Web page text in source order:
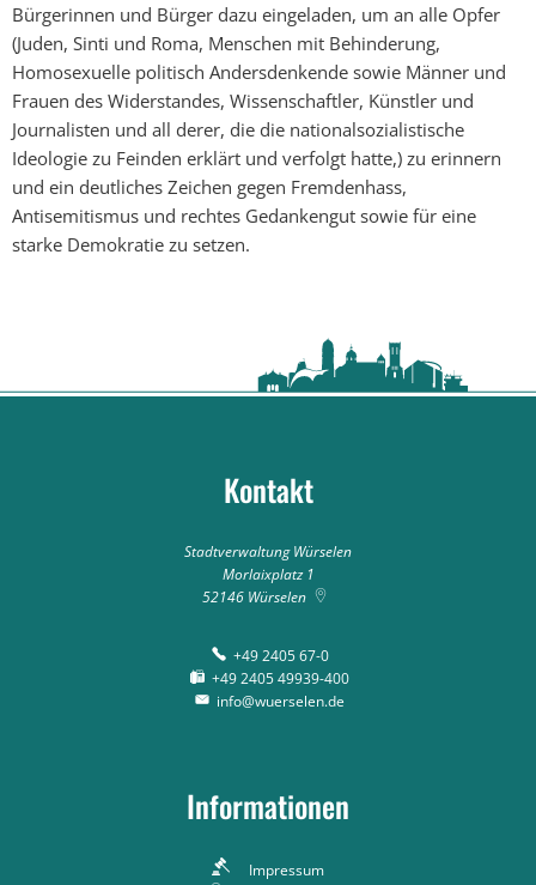
Bürgerinnen und Bürger dazu eingeladen, um an alle Opfer
(Juden, Sinti und Roma, Menschen mit Behinderung,
Homosexuelle politisch Andersdenkende sowie Männer und
Frauen des Widerstandes, Wissenschaftler, Künstler und
Journalisten und all derer, die die nationalsozialistische
Ideologie zu Feinden erklärt und verfolgt hatte,) zu erinnern
und ein deutliches Zeichen gegen Fremdenhass,
Antisemitismus und rechtes Gedankengut sowie für eine
starke Demokratie zu setzen.
Kontakt
Stadtverwaltung Würselen
Morlaixplatz 1
52146 Würselen
+49 2405 67-0
+49 2405 49939-400
info@wuerselen.de
Informationen
Impressum